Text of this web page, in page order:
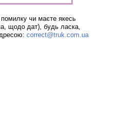
чи маєте якесь
щодо дат), будь ласка,
correct@truk.com.ua